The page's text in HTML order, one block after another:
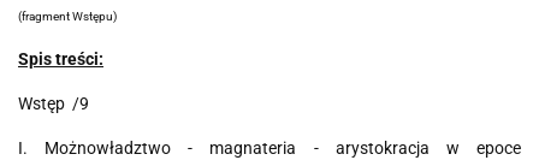
(fragment Wstępu)
Spis treści:
Wstęp /9
I. Możnowładztwo - magnateria - arystokracja w epoce